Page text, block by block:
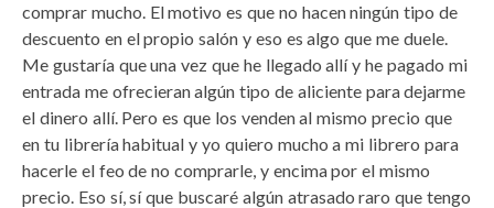
comprar mucho. El motivo es que no hacen ningún tipo de
descuento en el propio salón y eso es algo que me duele.
Me gustaría que una vez que he llegado allí y he pagado mi
entrada me ofrecieran algún tipo de aliciente para dejarme
el dinero allí. Pero es que los venden al mismo precio que
en tu librería habitual y yo quiero mucho a mi librero para
hacerle el feo de no comprarle, y encima por el mismo
precio. Eso sí, sí que buscaré algún atrasado raro que tengo